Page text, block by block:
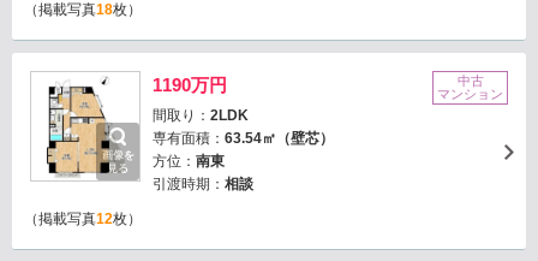
（掲載写真18枚）
画像を
見る
1190万円
間取り： 2LDK
専有面積： 63.54㎡（壁芯）
方位： 南東
引渡時期： 相談
中古
マンション
（掲載写真12枚）